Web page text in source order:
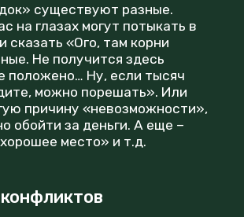
существуют разные.
на глазах могут потыкать в
«Ого, там корни
Не получится здесь
положено… Ну, если тысяч
можно порешать». Или
причину «невозможности»,
обойти за деньги. А еще –
место» и т.д.